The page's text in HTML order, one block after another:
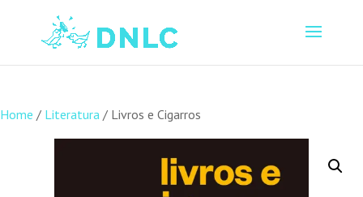
Home / Literatura / Livros e Cigarros